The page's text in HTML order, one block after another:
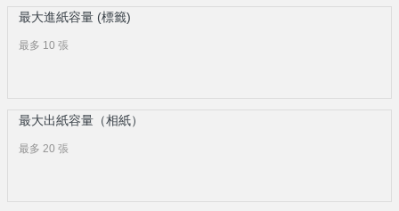
最大進紙容量 (標籤)
最多 10 張
最大出紙容量（相紙）
最多 20 張